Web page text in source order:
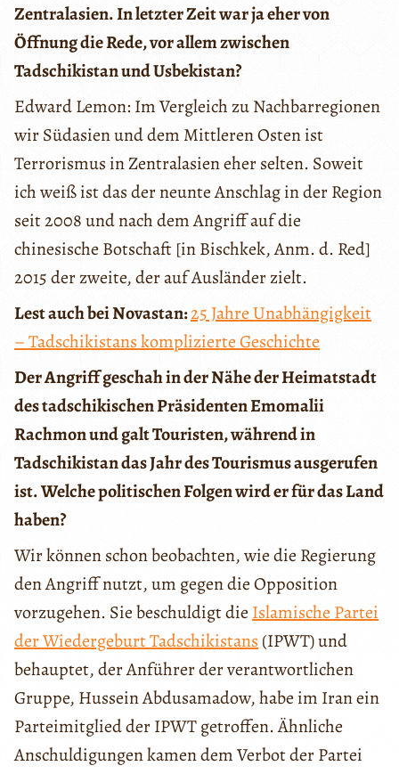
Zentralasien. In letzter Zeit war ja eher von
Öffnung die Rede, vor allem zwischen
Tadschikistan und Usbekistan?
Edward Lemon: Im Vergleich zu Nachbarregionen
wir Südasien und dem Mittleren Osten ist
Terrorismus in Zentralasien eher selten. Soweit
ich weiß ist das der neunte Anschlag in der Region
seit 2008 und nach dem Angriff auf die
chinesische Botschaft [in Bischkek, Anm. d. Red]
2015 der zweite, der auf Ausländer zielt.
Lest auch bei Novastan:25 Jahre Unabhängigkeit
– Tadschikistans komplizierte Geschichte
Der Angriff geschah in der Nähe der Heimatstadt
des tadschikischen Präsidenten Emomalii
Rachmon und galt Touristen, während in
Tadschikistan das Jahr des Tourismus ausgerufen
ist. Welche politischen Folgen wird er für das Land
haben?
Wir können schon beobachten, wie die Regierung
den Angriff nutzt, um gegen die Opposition
vorzugehen. Sie beschuldigt die Islamische Partei
der Wiedergeburt Tadschikistans (IPWT) und
behauptet, der Anführer der verantwortlichen
Gruppe, Hussein Abdusamadow, habe im Iran ein
Parteimitglied der IPWT getroffen. Ähnliche
Anschuldigungen kamen dem Verbot der Partei